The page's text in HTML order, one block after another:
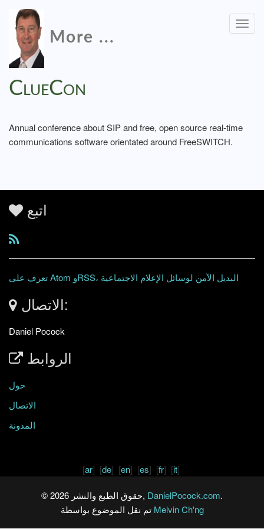
More ...
ClueCon
Annual conference about SIP and free, open source real-time
communications software orientated around FreeSWITCH.
اتبع
تعرف على Atom وRSS، البديل الآمن لوسائل الإعلام الاجتماعية
الاتصال:
Daniel Pocock
الروابط
حول
الاتصال
المدونة
[ar] [de] [en] [es] [fr] [it]
© حقوق الطبع والنشر 2026, DanielPocock.com.
تم نقل الموضوع بواسطة Melvin Ch'ng